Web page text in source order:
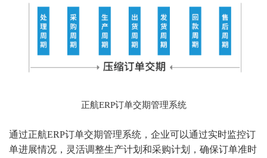
正航ERP订单交期管理系统
通过正航ERP订单交期管理系统，企业可以通过实时监控订
单进展情况，灵活调整生产计划和采购计划，确保订单准时